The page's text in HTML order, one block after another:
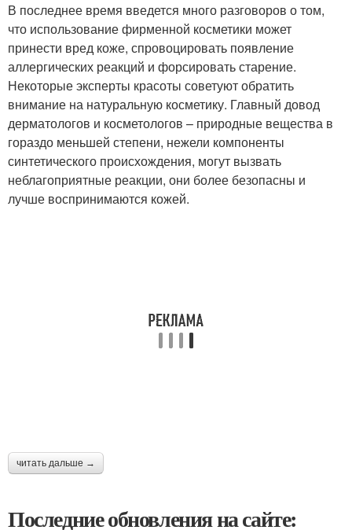
В последнее время введется много разговоров о том,
что использование фирменной косметики может
принести вред коже, спровоцировать появление
аллергических реакций и форсировать старение.
Некоторые эксперты красоты советуют обратить
внимание на натуральную косметику. Главный довод
дерматологов и косметологов – природные вещества в
гораздо меньшей степени, нежели компоненты
синтетического происхождения, могут вызвать
неблагоприятные реакции, они более безопасны и
лучше воспринимаются кожей.
читать дальше →
Последние обновления на сайте: